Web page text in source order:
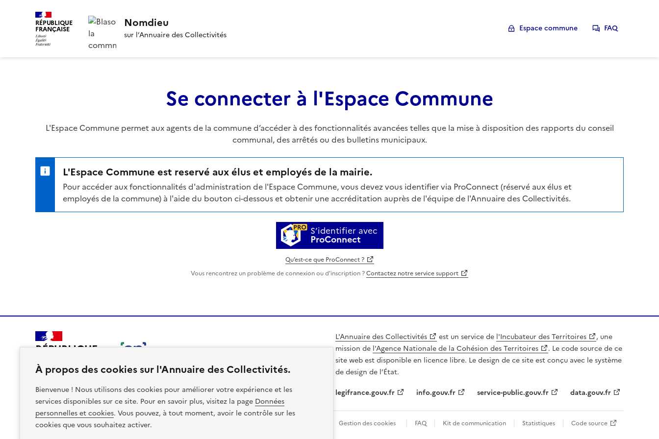
À propos des cookies sur l'Annuaire des Collectivités.
Bienvenue ! Nous utilisons des cookies pour améliorer votre expérience et les
services disponibles sur ce site. Pour en savoir plus, visitez la page Données
personnelles et cookies. Vous pouvez, à tout moment, avoir le contrôle sur les
cookies que vous souhaitez activer.
RÉPUBLIQUE
FRANÇAISE Nomdieu
sur l’Annuaire des Collectivités
Espace commune FAQ
Se connecter à l'Espace Commune
L'Espace Commune permet aux agents de la commune d’accéder à des fonctionnalités avancées telles que la mise à disposition des rapports du conseil
communal, des arrêtés ou des bulletins municipaux.
L'Espace Commune est reservé aux élus et employés de la mairie.
Pour accéder aux fonctionnalités d'administration de l'Espace Commune, vous devez vous identifier via ProConnect (réservé aux élus et
employés de la commune) à l'aide du bouton ci-dessous et obtenir une accréditation auprès de l'équipe de l'Annuaire des Collectivités.
S’identifier avec
ProConnect
Qu’est-ce que ProConnect ?
Vous rencontrez un problème de connexion ou d'inscription ?Contactez notre service support
RÉPUBLIQUE
L'Annuaire des Collectivités est un service de l'Incubateur des Territoires
, une
mission de l'Agence Nationale de la Cohésion des Territoires
. Le code source de ce
site web est disponible en licence libre. Le design de ce site est conçu avec le système
de design de l’État.
legifrance.gouv.fr
info.gouv.fr service-public.gouv.fr data.gouv.fr
Plan du site Accessibilite : non conforme Gestion des cookies FAQ Kit de communication Statistiques Code source